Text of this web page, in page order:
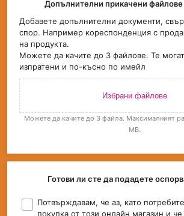
Допълнителни прикачени файлове
Добавете допълнителни документи,
спор. Например кореспонденция с
на продукта.
Можете да качите до 3 файлове. Те
изпратени и по-късно по имейл
Избрани файлове
Можете да качите до 3 файла. Максималният
MB.
Готови ли сте да подадете
Потвърждавам, че аз, като
покупка от този онлайн магазин и